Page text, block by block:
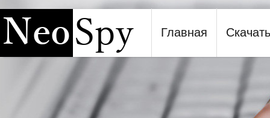
Программа шпион NeoSpy
Главная Скачать